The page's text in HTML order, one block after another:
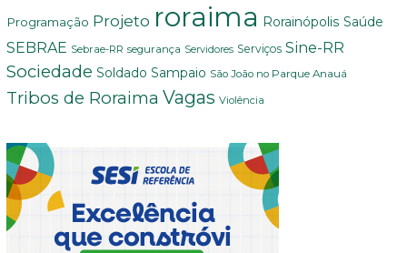
Programação Projeto roraima Rorainópolis Saúde
SEBRAE Sebrae-RR segurança Servidores Serviços Sine-RR
Sociedade Soldado Sampaio São João no Parque Anauá
Tribos de Roraima Vagas Violência